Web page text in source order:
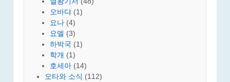
오바댜 (1)
요나 (4)
요엘 (3)
하박국 (1)
학개 (1)
호세아 (14)
오타와 소식 (112)